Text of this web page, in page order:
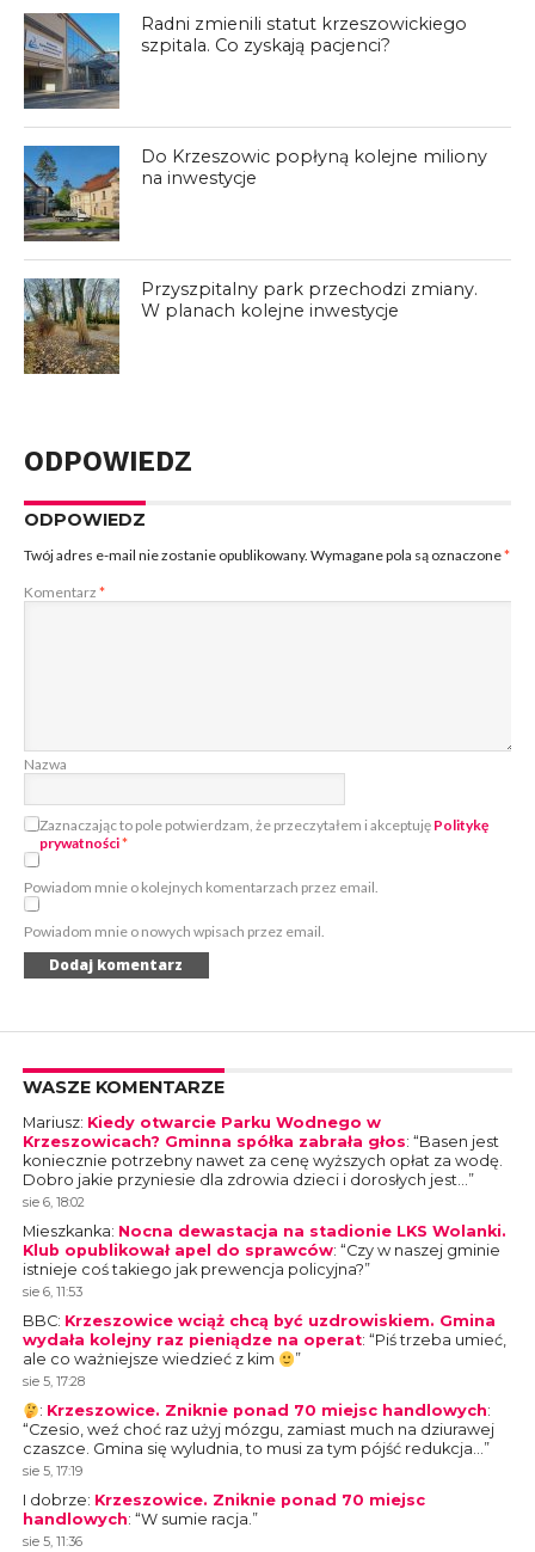
Radni zmienili statut krzeszowickiego
szpitala. Co zyskają pacjenci?
Do Krzeszowic popłyną kolejne miliony
na inwestycje
Przyszpitalny park przechodzi zmiany.
W planach kolejne inwestycje
ODPOWIEDZ
ODPOWIEDZ
Twój adres e-mail nie zostanie opublikowany. Wymagane pola są oznaczone*
Komentarz *
Nazwa
Zaznaczając to pole potwierdzam, że przeczytałem i akceptuję Politykę
prywatności*
Powiadom mnie o kolejnych komentarzach przez email.
Powiadom mnie o nowych wpisach przez email.
WASZE KOMENTARZE
Mariusz: Kiedy otwarcie Parku Wodnego w
Krzeszowicach? Gminna spółka zabrała głos: “Basen jest
koniecznie potrzebny nawet za cenę wyższych opłat za wodę.
Dobro jakie przyniesie dla zdrowia dzieci i dorosłych jest…”
sie 6, 18:02
Mieszkanka: Nocna dewastacja na stadionie LKS Wolanki.
Klub opublikował apel do sprawców: “Czy w naszej gminie
istnieje coś takiego jak prewencja policyjna?”
sie 6, 11:53
BBC: Krzeszowice wciąż chcą być uzdrowiskiem. Gmina
wydała kolejny raz pieniądze na operat: “Piś trzeba umieć,
ale co ważniejsze wiedzieć z kim
”
sie 5, 17:28
: Krzeszowice. Zniknie ponad 70 miejsc handlowych:
“Czesio, weź choć raz użyj mózgu, zamiast much na dziurawej
czaszce. Gmina się wyludnia, to musi za tym pójść redukcja…”
sie 5, 17:19
I dobrze: Krzeszowice. Zniknie ponad 70 miejsc
handlowych: “W sumie racja.”
sie 5, 11:36